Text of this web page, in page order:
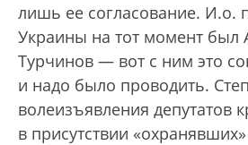
лишь ее согласование. И.о.
Украины на тот момент был
Турчинов — вот с ним это
и надо было проводить.
волеизъявления депутатов
в присутствии